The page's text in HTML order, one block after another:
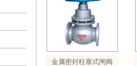
金属密封柱塞式闸阀